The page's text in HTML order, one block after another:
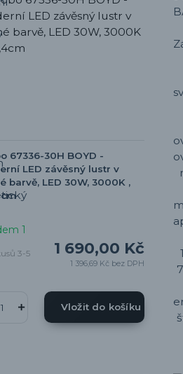
67336-30H BOYD -
LED závěsný lustr v
barvě, LED 30W, 3000K ,
1 690,00 Kč
1 396,69 Kč bez DPH
1
3-5
Vložit do košíku